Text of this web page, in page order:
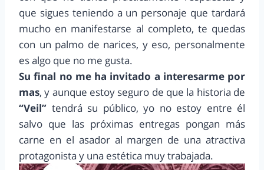
que sigues teniendo a un personaje que tardará
mucho en manifestarse al completo, te quedas
con un palmo de narices, y eso, personalmente
es algo que no me gusta.
Su final no me ha invitado a interesarme por
mas, y aunque estoy seguro de que la historia de
“Veil” tendrá su público, yo no estoy entre él
salvo que las próximas entregas pongan más
carne en el asador al margen de una atractiva
protagonista y una estética muy trabajada.